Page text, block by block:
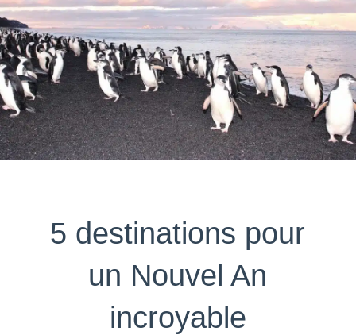
5 destinations pour
un Nouvel An
incroyable